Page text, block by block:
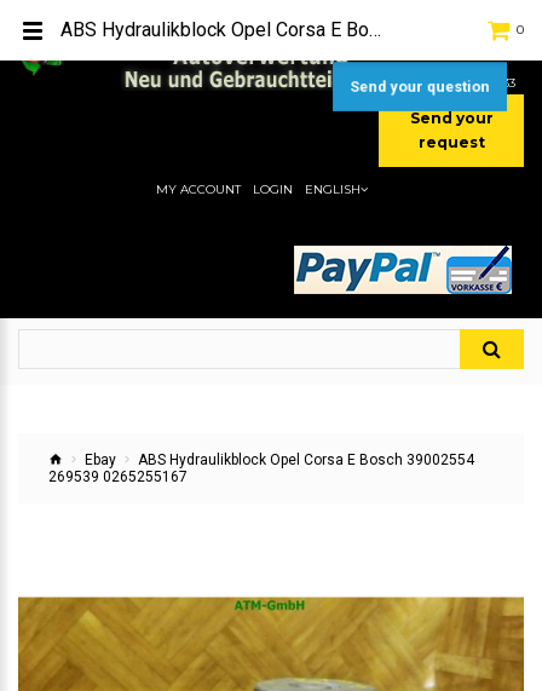
[+49] (0) 2232-5205
MOBIL:
[+49] (0) 177 / 4080033
Send your
request
0
MY ACCOUNT LOGIN ENGLISH
Ebay
ABS Hydraulikblock Opel Corsa E Bosch 39002554
269539 0265255167
ABS Hydraulikblock Opel Corsa E Bosch 39002554 269539 0265255167
Send your question